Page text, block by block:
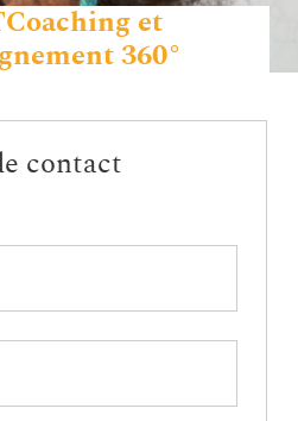
et
360°
contact